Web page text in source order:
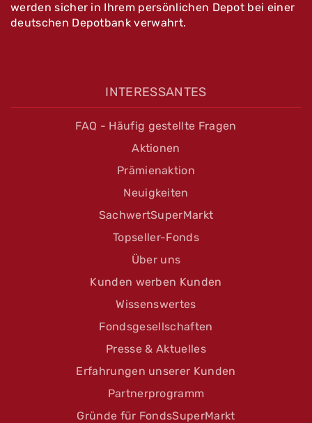
werden sicher in Ihrem persönlichen Depot bei einer
deutschen Depotbank verwahrt.
INTERESSANTES
FAQ - Häufig gestellte Fragen
Aktionen
Prämienaktion
Neuigkeiten
SachwertSuperMarkt
Topseller-Fonds
Über uns
Kunden werben Kunden
Wissenswertes
Fondsgesellschaften
Presse & Aktuelles
Erfahrungen unserer Kunden
Partnerprogramm
Gründe für FondsSuperMarkt